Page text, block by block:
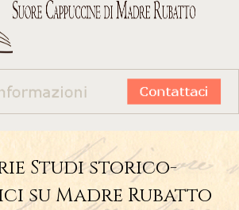
Studi storico-
su Madre Rubatto